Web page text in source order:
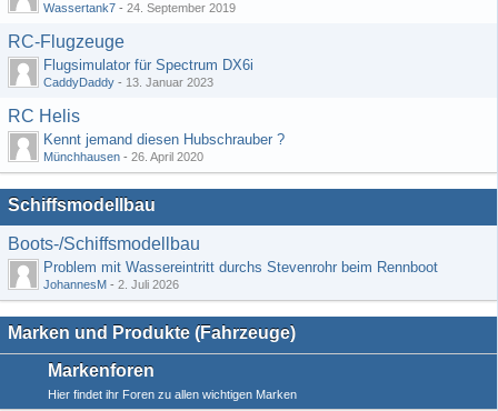
Wassertank7 - 24. September 2019
RC-Flugzeuge
Flugsimulator für Spectrum DX6i
CaddyDaddy - 13. Januar 2023
RC Helis
Kennt jemand diesen Hubschrauber ?
Münchhausen - 26. April 2020
Schiffsmodellbau
Boots-/Schiffsmodellbau
Problem mit Wassereintritt durchs Stevenrohr beim Rennboot
JohannesM - 2. Juli 2026
Marken und Produkte (Fahrzeuge)
Markenforen
Hier findet ihr Foren zu allen wichtigen Marken